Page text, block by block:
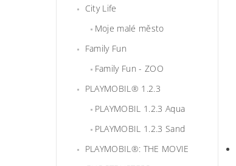
City Life
Moje malé město
Family Fun
Family Fun - ZOO
PLAYMOBIL® 1.2.3
PLAYMOBIL 1.2.3 Aqua
PLAYMOBIL 1.2.3 Sand
PLAYMOBIL®: THE MOVIE